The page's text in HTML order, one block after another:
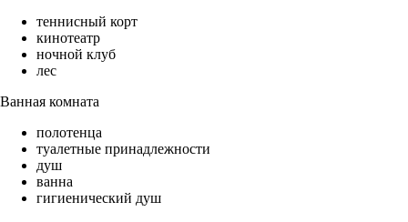
теннисный корт
кинотеатр
ночной клуб
лес
Ванная комната
полотенца
туалетные принадлежности
душ
ванна
гигиенический душ